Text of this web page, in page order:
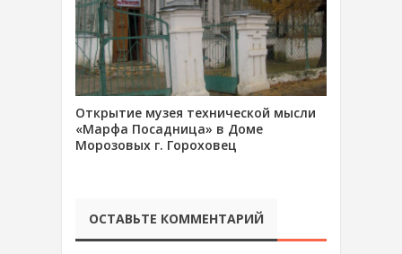
Открытие музея технической мысли
«Марфа Посадница» в Доме
Морозовых г. Гороховец
ОСТАВЬТЕ КОММЕНТАРИЙ